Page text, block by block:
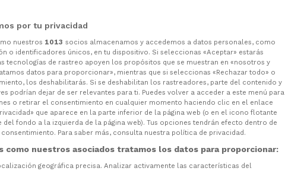
por tu privacidad
nuestros 1013 socios almacenamos y accedemos a datos personales, como
o identificadores únicos, en tu dispositivo. Si seleccionas «Aceptar» estarás
tecnologías de rastreo apoyen los propósitos que se muestran en «nosotros y
datos para proporcionar», mientras que si seleccionas «Rechazar todo» o
los deshabilitarás. Si se deshabilitan los rastreadores, parte del contenido y
podrían dejar de ser relevantes para ti. Puedes volver a acceder a este menú para
o retirar el consentimiento en cualquier momento haciendo clic en el enlace
que aparece en la parte inferior de la página web (o en el icono flotante
del fondo a la izquierda de la página web). Tus opciones tendrán efecto dentro de
Para saber más, consulta nuestra política de privacidad.
como nuestros asociados tratamos los datos para proporcionar:
geográfica precisa. Analizar activamente las características del